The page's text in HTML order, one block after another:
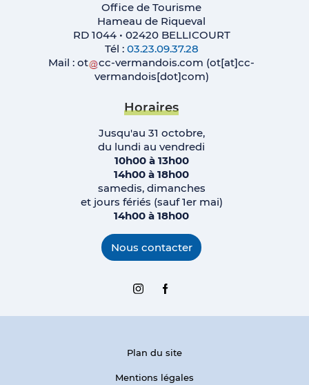
Office de Tourisme
Hameau de Riqueval
RD 1044 • 02420 BELLICOURT
Tél : 03.23.09.37.28
Mail :ot cc-vermandois.com (ot[at]cc-
vermandois[dot]com)
Horaires
Jusqu'au 31 octobre,
du lundi au vendredi
10h00 à 13h00
14h00 à 18h00
samedis, dimanches
et jours fériés (sauf 1er mai)
14h00 à 18h00
Nous contacter
InstagramFacebook
Plan du site
Mentions légales